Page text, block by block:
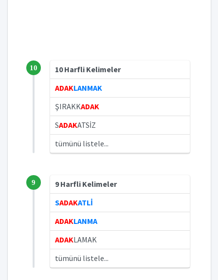
10
10 Harfli Kelimeler
ADAKLANMAK
ŞIRAKKADAK
SADAKATSİZ
tümünü listele...
9
9 Harfli Kelimeler
SADAKATLİ
ADAKLANMA
ADAKLAMAK
tümünü listele...